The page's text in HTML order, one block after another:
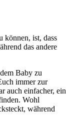
können, ist, dass
das andere
Baby zu
immer zur
auch einfacher, ein
Wohl
während